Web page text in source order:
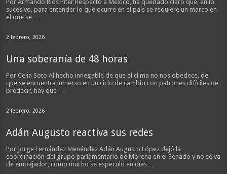
Por Armando Ríos Piter Respecto a México, ha quedado claro que, en lo
sucesivo, para entender lo que ocurre en el país se requiere un marco en
el que se…
2 febrero, 2026
Una soberanía de 48 horas
Por Celia Soto Al hecho innegable de que el clima no nos obedece, de
que se encuentra inmerso en un ciclo de cambio con patrones difíciles de
predecir, hay que…
2 febrero, 2026
Adán Augusto reactiva sus redes
Por Jorge Fernández Menéndez Adán Augusto López dejó la
coordinación del grupo parlamentario de Morena en el Senado y no se va
de embajador, como mucho se especuló en días…